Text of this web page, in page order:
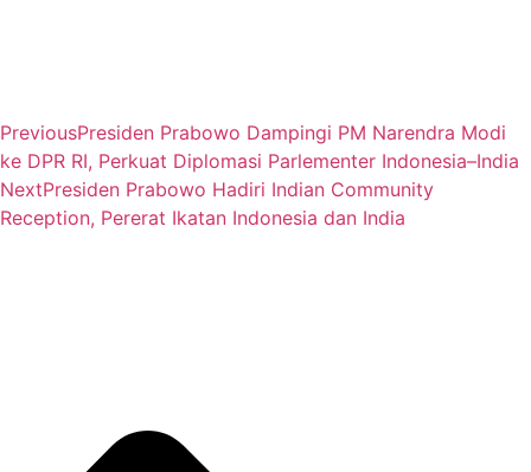
PreviousPresiden Prabowo Dampingi PM Narendra Modi
ke DPR RI, Perkuat Diplomasi Parlementer Indonesia–India
NextPresiden Prabowo Hadiri Indian Community
Reception, Pererat Ikatan Indonesia dan India